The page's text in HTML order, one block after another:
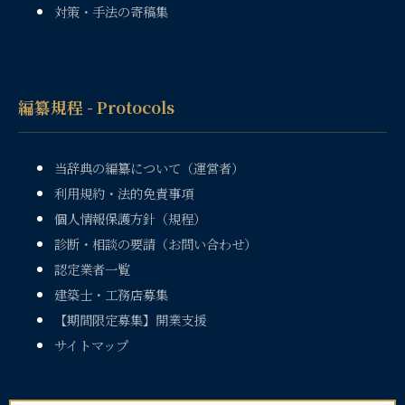
対策・手法の寄稿集
編纂規程 - Protocols
当辞典の編纂について（運営者）
利用規約・法的免責事項
個人情報保護方針（規程）
診断・相談の要請（お問い合わせ）
認定業者一覧
建築士・工務店募集
【期間限定募集】開業支援
サイトマップ